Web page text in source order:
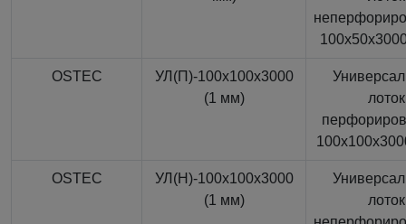
OSTEC
УЛ(П)-100x100x3000
(1 мм)
лоток
OSTEC
УЛ(Н)-100x100x3000
(1 мм)
лоток